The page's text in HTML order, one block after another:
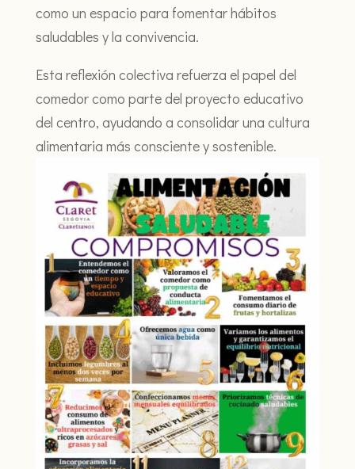
como un espacio para fomentar hábitos
saludables y la convivencia.
Esta reflexión colectiva refuerza el papel del
comedor como parte del proyecto educativo
del centro, ayudando a consolidar una cultura
alimentaria más consciente y sostenible.